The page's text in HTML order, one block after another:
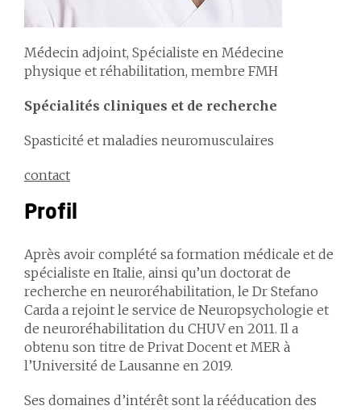
Médecin adjoint, Spécialiste en Médecine
physique et réhabilitation, membre FMH
Spécialités cliniques et de recherche
Spasticité et maladies neuromusculaires
contact
Profil
Après avoir complété sa formation médicale et de
spécialiste en Italie, ainsi qu’un doctorat de
recherche en neuroréhabilitation, le Dr Stefano
Carda a rejoint le service de Neuropsychologie et
de neuroréhabilitation du CHUV en 2011. Il a
obtenu son titre de Privat Docent et MER à
l’Université de Lausanne en 2019.
Ses domaines d’intérêt sont la rééducation des